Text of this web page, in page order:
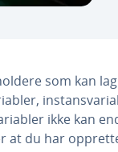
som kan
ikke kan
at du har